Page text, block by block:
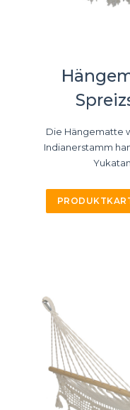
Die Hängematte
Indianerstamm